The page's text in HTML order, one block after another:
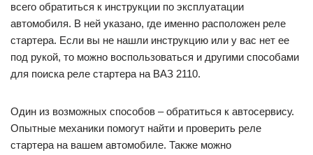
всего обратиться к инструкции по эксплуатации
автомобиля. В ней указано, где именно расположен реле
стартера. Если вы не нашли инструкцию или у вас нет ее
под рукой, то можно воспользоваться и другими способами
для поиска реле стартера на ВАЗ 2110.
Один из возможных способов – обратиться к автосервису.
Опытные механики помогут найти и проверить реле
стартера на вашем автомобиле. Также можно